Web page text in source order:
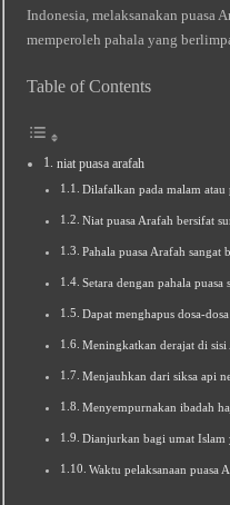
Indonesia, melaksanakan puasa
memperoleh pahala yang
Table of Contents
niat puasa arafah
Dilafalkan pada malam atau
Niat puasa Arafah bersifat
Pahala puasa Arafah sangat
Setara dengan pahala puasa
Dapat menghapus dosa-dosa
Meningkatkan derajat di sisi
Menjauhkan dari siksa api
Menyempurnakan ibadah
Dianjurkan bagi umat Islam
Waktu pelaksanaan puasa